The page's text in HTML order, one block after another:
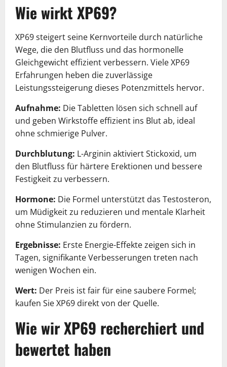
Wie wirkt XP69?
XP69 steigert seine Kernvorteile durch natürliche
Wege, die den Blutfluss und das hormonelle
Gleichgewicht effizient verbessern. Viele XP69
Erfahrungen heben die zuverlässige
Leistungssteigerung dieses Potenzmittels hervor.
Aufnahme: Die Tabletten lösen sich schnell auf
und geben Wirkstoffe effizient ins Blut ab, ideal
ohne schmierige Pulver.
Durchblutung: L-Arginin aktiviert Stickoxid, um
den Blutfluss für härtere Erektionen und bessere
Festigkeit zu verbessern.
Hormone: Die Formel unterstützt das Testosteron,
um Müdigkeit zu reduzieren und mentale Klarheit
ohne Stimulanzien zu fördern.
Ergebnisse: Erste Energie-Effekte zeigen sich in
Tagen, signifikante Verbesserungen treten nach
wenigen Wochen ein.
Wert: Der Preis ist fair für eine saubere Formel;
kaufen Sie XP69 direkt von der Quelle.
Wie wir XP69 recherchiert und
bewertet haben